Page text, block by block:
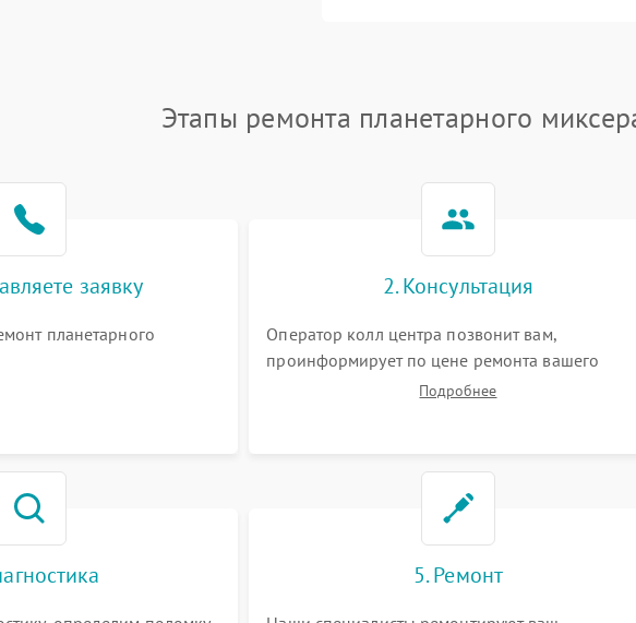
Этапы ремонта планетарного
заявку
планетарного
2. Консультация
Оператор колл центра позвонит вам,
проинформирует по цене ремонта вашего
планетарного миксера а также ответит на все
Подробнее
5. Ремонт